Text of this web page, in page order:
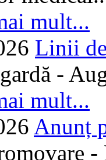
mult...
Linii
-
mult...
Anunț
-